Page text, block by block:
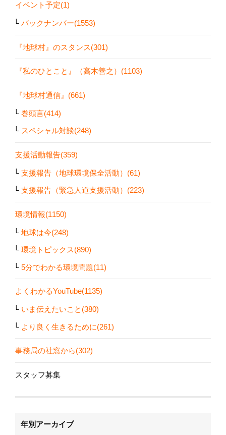
イベント予定(1)
バックナンバー(1553)
『地球村』のスタンス(301)
『私のひとこと』（高木善之）(1103)
『地球村通信』(661)
巻頭言(414)
スペシャル対談(248)
支援活動報告(359)
支援報告（地球環境保全活動）(61)
支援報告（緊急人道支援活動）(223)
環境情報(1150)
地球は今(248)
環境トピックス(890)
5分でわかる環境問題(11)
よくわかるYouTube(1135)
いま伝えたいこと(380)
より良く生きるために(261)
事務局の社窓から(302)
スタッフ募集
年別アーカイブ